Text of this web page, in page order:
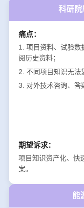
科研院
痛点：
1. 项目资料、试验数
阅历史资料；
2. 不同项目知识无法
3. 对外技术咨询、答
期望诉求：
项目知识资产化、快
案。
能